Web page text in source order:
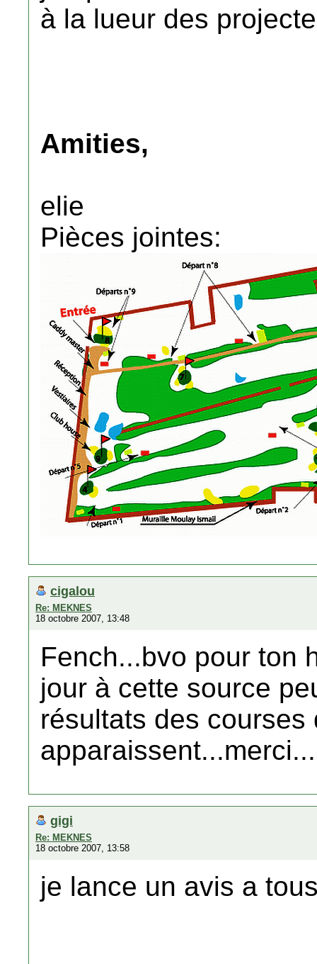
à la lueur des
Amities,
elie
Pièces jointes:
cigalou
Re: MEKNES
18 octobre 2007, 13:48
Fench...bvo pour ton
jour à cette source
résultats des
apparaissent...merci...
gigi
Re: MEKNES
18 octobre 2007, 13:58
je lance un avis a